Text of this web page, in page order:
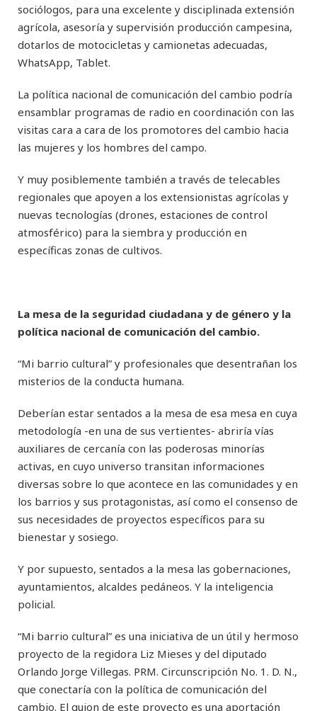
sociólogos, para una excelente y disciplinada extensión
agrícola, asesoría y supervisión producción campesina,
dotarlos de motocicletas y camionetas adecuadas,
WhatsApp, Tablet.
La política nacional de comunicación del cambio podría
ensamblar programas de radio en coordinación con las
visitas cara a cara de los promotores del cambio hacia
las mujeres y los hombres del campo.
Y muy posiblemente también a través de telecables
regionales que apoyen a los extensionistas agrícolas y
nuevas tecnologías (drones, estaciones de control
atmosférico) para la siembra y producción en
específicas zonas de cultivos.
La mesa de la seguridad ciudadana y de género y la
política nacional de comunicación del cambio.
“Mi barrio cultural” y profesionales que desentrañan los
misterios de la conducta humana.
Deberían estar sentados a la mesa de esa mesa en cuya
metodología -en una de sus vertientes- abriría vías
auxiliares de cercanía con las poderosas minorías
activas, en cuyo universo transitan informaciones
diversas sobre lo que acontece en las comunidades y en
los barrios y sus protagonistas, así como el consenso de
sus necesidades de proyectos específicos para su
bienestar y sosiego.
Y por supuesto, sentados a la mesa las gobernaciones,
ayuntamientos, alcaldes pedáneos. Y la inteligencia
policial.
“Mi barrio cultural” es una iniciativa de un útil y hermoso
proyecto de la regidora Liz Mieses y del diputado
Orlando Jorge Villegas. PRM. Circunscripción No. 1. D. N.,
que conectaría con la política de comunicación del
cambio. El guion de este proyecto es una aportación